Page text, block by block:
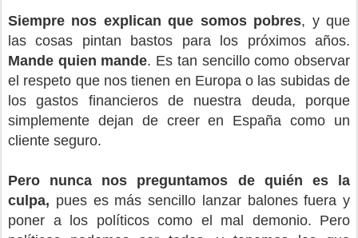
Siempre nos explican que somos pobres, y que
las cosas pintan bastos para los próximos años.
Mande quien mande. Es tan sencillo como observar
el respeto que nos tienen en Europa o las subidas de
los gastos financieros de nuestra deuda, porque
simplemente dejan de creer en España como un
cliente seguro.
Pero nunca nos preguntamos de quién es la
culpa, pues es más sencillo lanzar balones fuera y
poner a los políticos como el mal demonio. Pero